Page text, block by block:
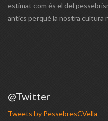
estimat com és el del
antics perquè la nostra cultura
@Twitter
Tweets by PessebresCVella